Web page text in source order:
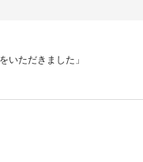
いただきました」